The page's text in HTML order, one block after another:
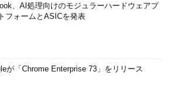
、AI処理向けのモジュラーハードウェアプ
フォームとASICを発表
が「Chrome Enterprise 73」をリリース